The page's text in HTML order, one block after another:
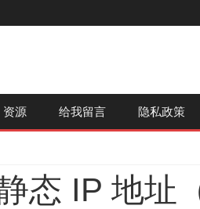
至
资源 给我留言 隐私政策
态 IP 地址